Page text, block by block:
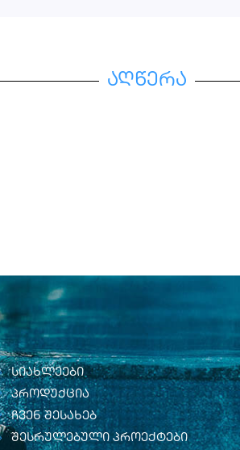
აღწერა
სიახლეები
პროდუქცია
ჩვენ შესახებ
შესრულებული პროექტები